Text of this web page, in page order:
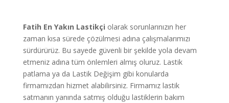
Fatih En Yakın Lastikçi olarak sorunlarınızın her
zaman kısa sürede çözülmesi adına çalışmalarımızı
sürdürürüz. Bu sayede güvenli bir şekilde yola devam
etmeniz adına tüm önlemleri almış oluruz. Lastik
patlama ya da Lastik Değişim gibi konularda
firmamızdan hizmet alabilirsiniz. Firmamız lastik
satmanın yanında satmış olduğu lastiklerin bakım